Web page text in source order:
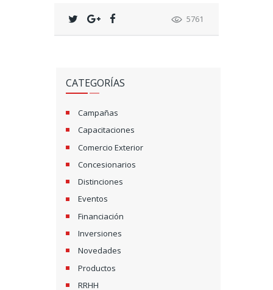
5761
CATEGORÍAS
Campañas
Capacitaciones
Comercio Exterior
Concesionarios
Distinciones
Eventos
Financiación
Inversiones
Novedades
Productos
RRHH